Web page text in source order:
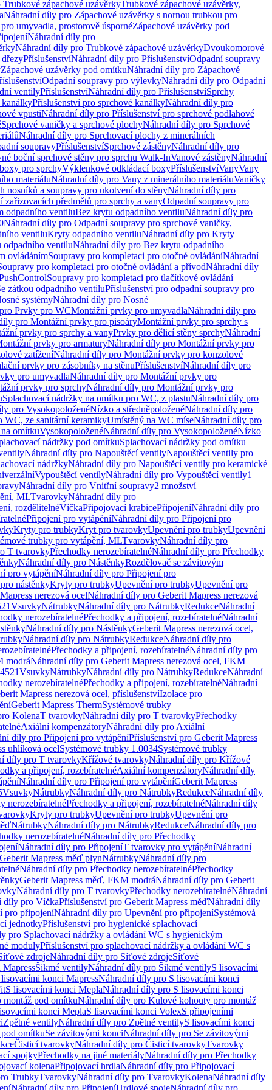
zápachové uzávěrkyTrubkové zápachové uzávěrky,
Náhradní díly pro Zápachové uzávěrky s nornou trubkou pro
umyvadla, prostorově úspornéZápachové uzávěrky pod
Náhradní díly pro
Náhradní díly pro Trubkové zápachové uzávěrkyDvoukomorové
PříslušenstvíNáhradní díly pro PříslušenstvíOdpadní soupravy
Zápachové uzávěrky pod omítkuNáhradní díly pro Zápachové
Odpadní soupravy pro výlevkyNáhradní díly pro Odpadní
ventilyPříslušenstvíNáhradní díly pro PříslušenstvíSprchy
Příslušenství pro sprchové kanálkyNáhradní díly pro
vpustiNáhradní díly pro Příslušenství pro sprchové podlahové
Sprchové vaničky a sprchové plochyNáhradní díly pro Sprchové
Náhradní díly pro Sprchovací plochy z minerálních
soupravyPříslušenstvíSprchové zástěnyNáhradní díly pro
boční sprchové stěny pro sprchu Walk-InVanové zástěnyNáhradní
pro sprchyVýklenkové odkládací boxyPříslušenstvíVanyVany
materiáluNáhradní díly pro Vany z minerálního materiáluVaničky
nosníků a soupravy pro ukotvení do stěnyNáhradní díly pro
zařizovacích předmětů pro sprchy a vanyOdpadní soupravy pro
odpadního ventiluBez krytu odpadního ventiluNáhradní díly pro
Náhradní díly pro Odpadní soupravy pro sprchové vaničky,
ventiluKryty odpadního ventiluNáhradní díly pro Kryty
odpadního ventiluNáhradní díly pro Bez krytu odpadního
ovládánímSoupravy pro kompletaci pro otočné ovládáníNáhradní
pro kompletaci pro otočné ovládání a přívodNáhradní díly
Soupravy pro kompletaci pro tlačítkové ovládání
zátkou odpadního ventiluPříslušenství pro odpadní soupravy pro
systémyNáhradní díly pro Nosné
Prvky pro WCMontážní prvky pro umyvadlaNáhradní díly pro
pro Montážní prvky pro pisoáryMontážní prvky pro sprchy s
prvky pro sprchy a vanyPrvky pro dělicí stěny sprchyNáhradní
prvky pro armaturyNáhradní díly pro Montážní prvky pro
zatíženíNáhradní díly pro Montážní prvky pro konzolové
prvky pro zásobníky na stěnuPříslušenstvíNáhradní díly pro
pro umyvadlaNáhradní díly pro Montážní prvky pro
prvky pro sprchyNáhradní díly pro Montážní prvky pro
Splachovací nádržky na omítku pro WC, z plastuNáhradní díly pro
pro VysokopoloženéNízko a středněpoloženéNáhradní díly pro
WC, ze sanitární keramikyUmístěný na WC míseNáhradní díly pro
omítkuVysokopoloženéNáhradní díly pro VysokopoloženéNízko
nádržky pod omítkuSplachovací nádržky pod omítku
Náhradní díly pro Napouštěcí ventilyNapouštěcí ventily pro
nádržkyNáhradní díly pro Napouštěcí ventily pro keramické
Vypouštěcí ventilyNáhradní díly pro Vypouštěcí ventily1
Náhradní díly pro Vnitřní soupravy2 množství
MLTvarovkyNáhradní díly pro
rozdělitelnéVíčkaPřipojovací krabicePřipojeníNáhradní díly pro
Připojení pro vytápěníNáhradní díly pro Připojení pro
Kryty pro trubkyKryt pro tvarovkyUpevnění pro trubkyUpevnění
trubky pro vytápění, MLTvarovkyNáhradní díly pro
T tvarovkyPřechodky nerozebíratelnéNáhradní díly pro Přechodky
Náhradní díly pro NástěnkyRozdělovač se závitovým
pro vytápěníNáhradní díly pro Připojení pro
nástěnkyKryty pro trubkyUpevnění pro trubkyUpevnění pro
nerezová ocelNáhradní díly pro Geberit Mapress nerezová
VsuvkyNátrubkyNáhradní díly pro NátrubkyRedukceNáhradní
nerozebíratelnéPřechodky a připojení, rozebíratelnéNáhradní
Náhradní díly pro NástěnkyGeberit Mapress nerezová ocel,
Náhradní díly pro NátrubkyRedukceNáhradní díly pro
Přechodky a připojení, rozebíratelnéNáhradní díly pro
modráNáhradní díly pro Geberit Mapress nerezová ocel, FKM
VsuvkyNátrubkyNáhradní díly pro NátrubkyRedukceNáhradní
nerozebíratelnéPřechodky a připojení, rozebíratelnéNáhradní
Mapress nerezová ocel, příslušenstvíIzolace pro
Geberit Mapress ThermSystémové trubky
KolenaT tvarovkyNáhradní díly pro T tvarovkyPřechodky
Axiální kompenzátoryNáhradní díly pro Axiální
díly pro Připojení pro vytápěníPříslušenství pro Geberit Mapress
uhlíková ocelSystémové trubky 1.0034Systémové trubky
díly pro T tvarovkyKřížové tvarovkyNáhradní díly pro Křížové
a připojení, rozebíratelnéAxiální kompenzátoryNáhradní díly
Náhradní díly pro Připojení pro vytápěníGeberit Mapress
VsuvkyNátrubkyNáhradní díly pro NátrubkyRedukceNáhradní díly
nerozebíratelnéPřechodky a připojení, rozebíratelnéNáhradní díly
Kryty pro trubkyUpevnění pro trubkyUpevnění pro
NátrubkyNáhradní díly pro NátrubkyRedukceNáhradní díly pro
nerozebíratelnéNáhradní díly pro Přechodky
Náhradní díly pro PřipojeníT tvarovky pro vytápěníNáhradní
Mapress měď plynNátrubkyNáhradní díly pro
Náhradní díly pro Přechodky nerozebíratelnéPřechodky
Geberit Mapress měď, FKM modráNáhradní díly pro Geberit
Náhradní díly pro T tvarovkyPřechodky nerozebíratelnéNáhradní
díly pro VíčkaPříslušenství pro Geberit Mapress měďNáhradní díly
pro připojeníNáhradní díly pro Upevnění pro připojeníSystémová
jednotkyPříslušenství pro hygienické splachovací
pro Splachovací nádržky a ovládání WC s hygienickým
modulyPříslušenství pro splachovací nádržky a ovládání WC s
zdrojeNáhradní díly pro Síťové zdrojeSíťové
Šikmé ventilyNáhradní díly pro Šikmé ventilyS lisovacími
konci MapressNáhradní díly pro S lisovacími konci
S lisovacími konci MeplaNáhradní díly pro S lisovacími konci
pod omítkuNáhradní díly pro Kulové kohouty pro montáž
konci MeplaS lisovacími konci VolexS připojeními
Zpětné ventilyNáhradní díly pro Zpětné ventilyS lisovacími konci
omítkuSe závitovými konciNáhradní díly pro Se závitovými
Čisticí tvarovkyNáhradní díly pro Čisticí tvarovkyTvarovky
spojkyPřechodky na jiné materiályNáhradní díly pro Přechodky
kolenaPřipojovací hrdlaNáhradní díly pro Připojovací
TrubkyTvarovkyNáhradní díly pro TvarovkyKolenaNáhradní díly
Náhradní díly pro PřipojeníHrdlové spojeNáhradní díly pro